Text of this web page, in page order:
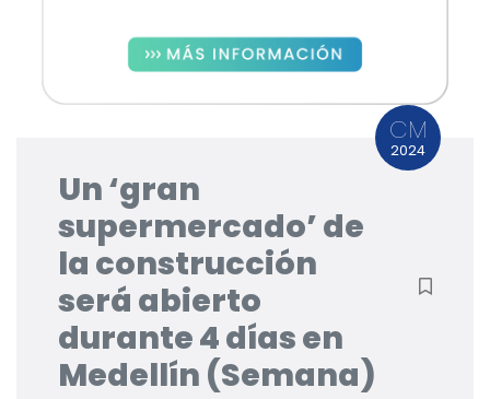
CM
2024
Un ‘gran
supermercado’ de
la construcción
será abierto
durante 4 días en
Medellín (Semana)